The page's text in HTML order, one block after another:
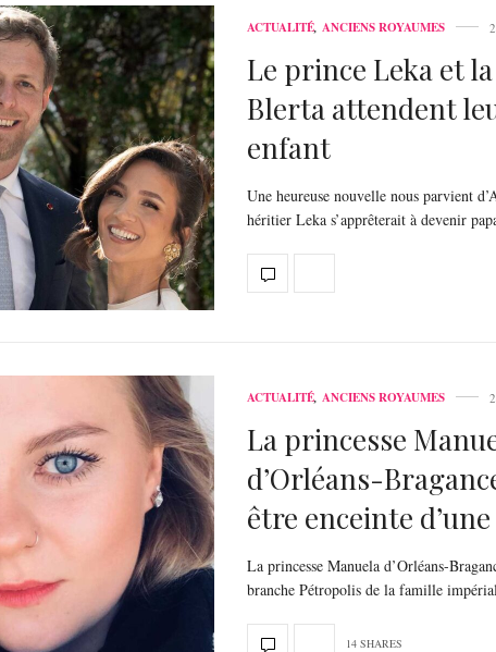
ACTUALITÉ, ANCIENS ROYAUMES
Le prince Leka et
Blerta attendent
enfant
Une heureuse nouvelle nous parvient
héritier Leka s’apprêterait à devenir
ACTUALITÉ, ANCIENS ROYAUMES
La princesse
d’Orléans-
être enceinte
La princesse Manuela d’Orléans-
branche Pétropolis de la famille
14 SHARES